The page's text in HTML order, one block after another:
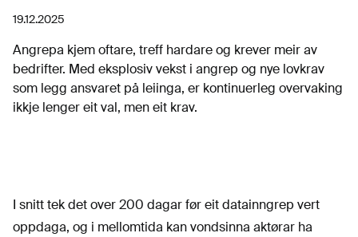
19.12.2025
Angrepa kjem oftare, treff hardare og krever meir av
bedrifter. Med eksplosiv vekst i angrep og nye lovkrav
som legg ansvaret på leiinga, er kontinuerleg overvaking
ikkje lenger eit val, men eit krav.
I snitt tek det over 200 dagar før eit datainngrep vert
oppdaga, og i mellomtida kan vondsinna aktørar ha